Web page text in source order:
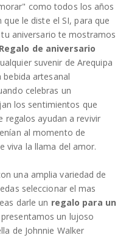
como todos los años
le diste el SI, para que
aniversario te mostramos
de aniversario
suvenir de Arequipa
artesanal
celebras un
los sentimientos que
regalos ayudan a revivir
al momento de
viva la llama del amor.
una amplia variedad de
seleccionar el mas
darle un regalo para un
un lujoso
de Johnnie Walker